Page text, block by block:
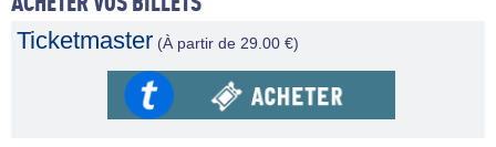
Ticketmaster (À partir de 29.00 €)